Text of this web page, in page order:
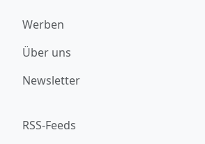
Werben
Über uns
Newsletter
RSS-Feeds